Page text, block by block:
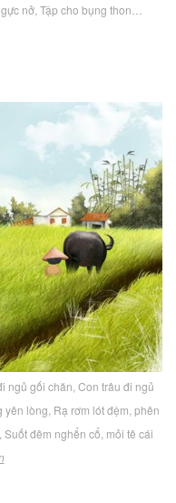
nở, Tập cho bụng thon…
ngủ gối chăn, Con trâu đi ngủ
lòng, Rạ rơm lót đệm, phên
đêm nghển cổ, mỏi tê cái